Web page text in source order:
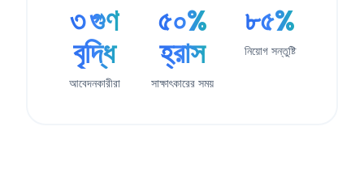
৩ গুণ
বৃদ্ধি
আবেদনকারীরা
৫০%
হ্রাস
সাক্ষাৎকারের সময়
৮৫%
নিয়োগ সন্তুষ্টি